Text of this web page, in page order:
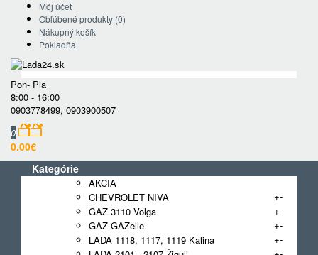
Môj účet
Obľúbené produkty (0)
Nákupný košík
Pokladňa
Pon- Pia
8:00 - 16:00
0903778499, 0903900507
0
0.00€
Kategórie
AKCIA
CHEVROLET NIVA
+-
GAZ 3110 Volga
+-
GAZ GAZelle
+-
LADA 1118, 1117, 1119 Kalina
+-